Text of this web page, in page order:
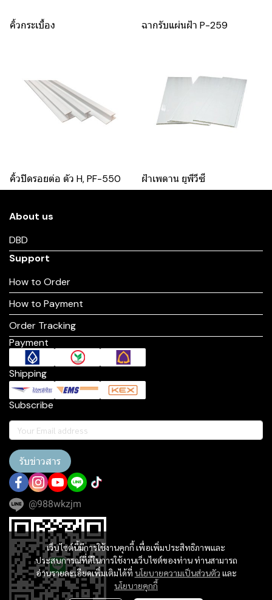
คิ้วกระเบื้อง ฉากรับแผ่นฝ้า P-259
คิ้วปิดรอยต่อ ตัว H, PF-550 ฝ้าเพดาน ยูพีวีซี
เว็บไซต์นี้มีการใช้งานคุกกี้ เพื่อเพิ่มประสิทธิภาพและ
ประสบการณ์ที่ดีในการใช้งานเว็บไซต์ของท่าน ท่านสามารถ
อ่านรายละเอียดเพิ่มเติมได้ที่ นโยบายความเป็นส่วนตัว และ
นโยบายคุกกี้
About us
DBD
Support
How to Order
How to Payment
Order Tracking
Payment
Shipping
Subscribe
รับข่าวสาร
@988wkzjm